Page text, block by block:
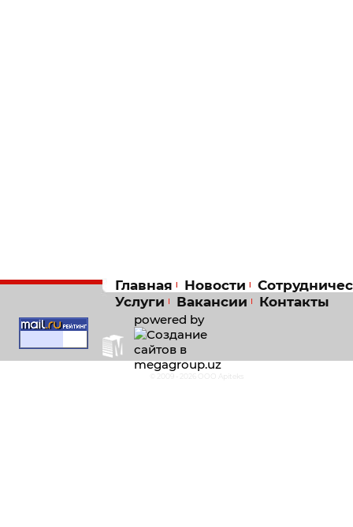
powered by
© 2009 - 2026 OOO Apiteks
Главная Новости
Услуги
Вакансии Контакты